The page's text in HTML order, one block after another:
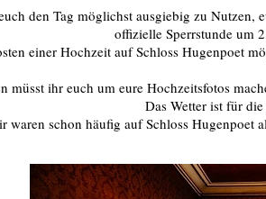
den Tag möglichst ausgiebig zu Nutzen,
offizielle Sperrstunde um
einer Hochzeit auf Schloss Hugenpoet
müsst ihr euch um eure Hochzeitsfotos
Das Wetter ist für
waren schon häufig auf Schloss Hugenpoet